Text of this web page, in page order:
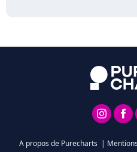
A propos de Purecharts |